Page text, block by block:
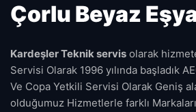
Çorlu Beyaz
Kardeşler Teknik servis olarak
Servisi Olarak 1996 yılında başladık
Ve Copa Yetkili Servisi Olarak Geniş
olduğumuz Hizmetlerle farklı